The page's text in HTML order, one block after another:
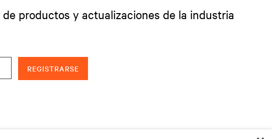
productos y actualizaciones de la industria
REGISTRARSE